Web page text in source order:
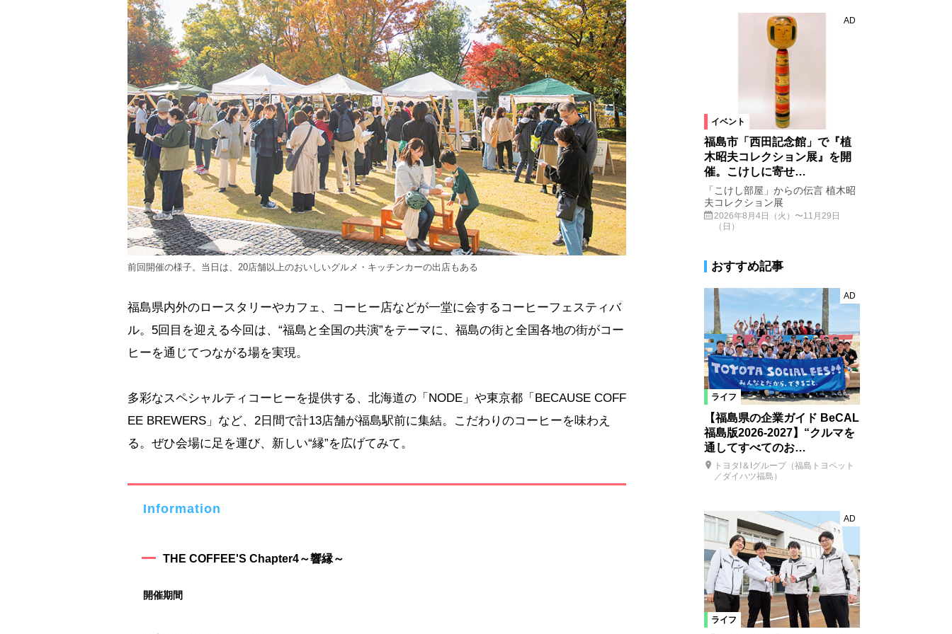
前回開催の様子。当日は、20店舗以上のおいしいグルメ・キッチンカーの出店もある
福島県内外のロースタリーやカフェ、コーヒー店などが一堂に会するコーヒーフェスティバ
ル。5回目を迎える今回は、“福島と全国の共演”をテーマに、福島の街と全国各地の街がコー
ヒーを通じてつながる場を実現。
多彩なスペシャルティコーヒーを提供する、北海道の「NODE」や東京都「BECAUSE COFF
EE BREWERS」など、2日間で計13店舗が福島駅前に集結。こだわりのコーヒーを味わえ
る。ぜひ会場に足を運び、新しい“縁”を広げてみて。
Information
THE COFFEE'S Chapter4～響縁～
開催期間
イベント
AD
福島市「西田記念館」で『植
木昭夫コレクション展』を開
催。こけしに寄せ…
「こけし部屋」からの伝言 植木昭
夫コレクション展
2026年8月4日（火）〜11月29日
（日）
おすすめ記事
ライフ
AD
【福島県の企業ガイド BeCAL
福島版2026-2027】“クルマを
通してすべてのお…
トヨタI＆Iグループ（福島トヨペット
／ダイハツ福島）
ライフ
AD